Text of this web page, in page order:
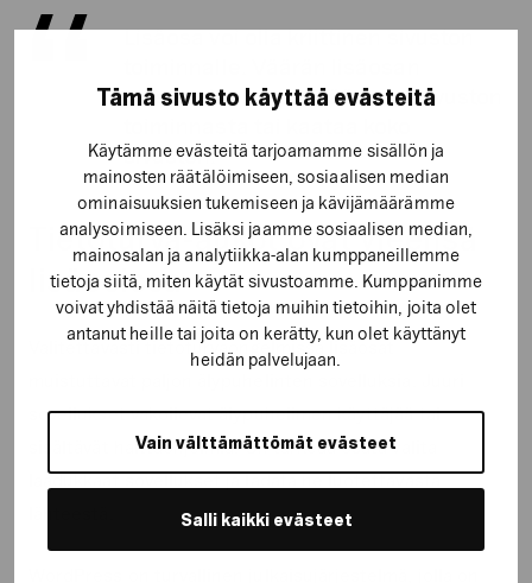
Tämä sivusto käyttää evästeitä
Käytämme evästeitä tarjoamamme sisällön ja
mainosten räätälöimiseen, sosiaalisen median
ominaisuuksien tukemiseen ja kävijämäärämme
analysoimiseen. Lisäksi jaamme sosiaalisen median,
mainosalan ja analytiikka-alan kumppaneillemme
tietoja siitä, miten käytät sivustoamme. Kumppanimme
voivat yhdistää näitä tietoja muihin tietoihin, joita olet
antanut heille tai joita on kerätty, kun olet käyttänyt
heidän palvelujaan.
Vain välttämättömät evästeet
Salli kaikki evästeet
Lisäosa voi olla kriittinen sivuston
poistaminen voi estää osan sivuston
sivuston.
Tietoturva-aukot ovat yleensä
lisäosissa
Valitettavasti tietoturvaongelmissa lisäosat
sovellukset vakoilevat älypuhelimen käyttäjää tai
sisältävät haittaohjelmia. On tärkeää osata valita
laadukkaat sovellukset ja ladata ne luotettavasta